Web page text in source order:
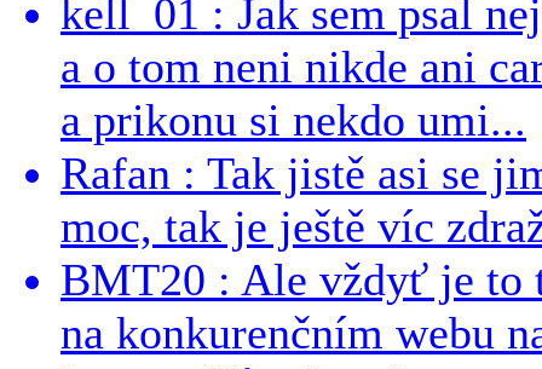
kell_01 : Jak sem psal
a o tom neni nikde ani
a prikonu si nekdo umi...
Rafan : Tak jistě asi se
moc, tak je ještě víc
BMT20 : Ale vždyť je to
na konkurenčním webu